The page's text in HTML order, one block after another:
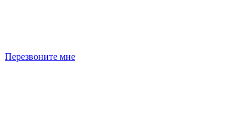
Перезвоните мне